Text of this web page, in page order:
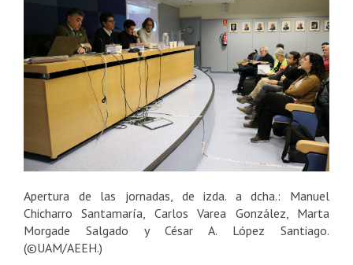
Apertura de las jornadas, de izda. a dcha.: Manuel
Chicharro Santamaría, Carlos Varea González, Marta
Morgade Salgado y César A. López Santiago.
(©UAM/AEEH.)